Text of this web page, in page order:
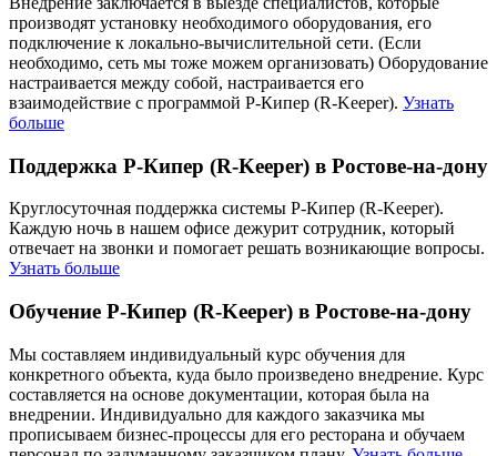
производят установку необходимого оборудования, его
подключение к локально-вычислительной сети. (Если
необходимо, сеть мы тоже можем организовать) Оборудование
настраивается между собой, настраивается его
взаимодействие с программой Р-Кипер (R-Keeper). Узнать
больше
Поддержка Р-Кипер (R-Keeper) в Ростове-на-дону
Круглосуточная поддержка системы Р-Кипер (R-Keeper).
Каждую ночь в нашем офисе дежурит сотрудник, который
отвечает на звонки и помогает решать возникающие вопросы.
Узнать больше
Обучение Р-Кипер (R-Keeper) в Ростове-на-дону
Мы составляем индивидуальный курс обучения для
конкретного объекта, куда было произведено внедрение. Курс
составляется на основе документации, которая была на
внедрении. Индивидуально для каждого заказчика мы
прописываем бизнес-процессы для его ресторана и обучаем